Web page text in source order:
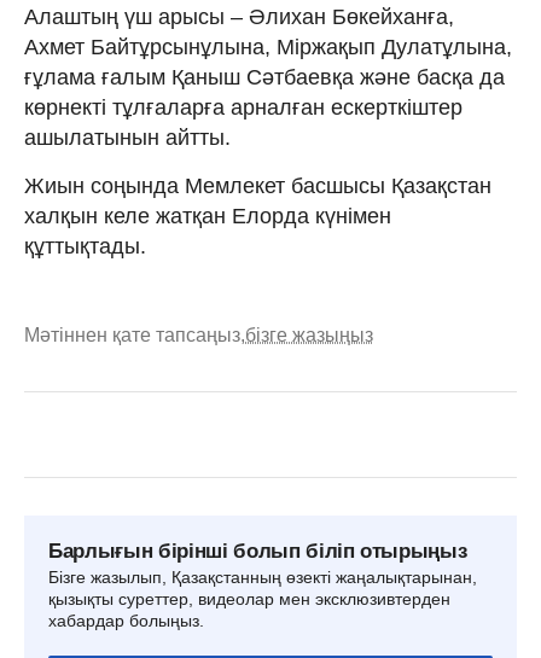
Алаштың үш арысы – Әлихан Бөкейханға,
Ахмет Байтұрсынұлына, Міржақып Дулатұлына,
ғұлама ғалым Қаныш Сәтбаевқа және басқа да
көрнекті тұлғаларға арналған ескерткіштер
ашылатынын айтты.
Жиын соңында Мемлекет басшысы Қазақстан
халқын келе жатқан Елорда күнімен
құттықтады.
Мәтіннен қате тапсаңыз,бізге жазыңыз
Барлығын бірінші болып біліп отырыңыз
Бізге жазылып, Қазақстанның өзекті жаңалықтарынан,
қызықты суреттер, видеолар мен эксклюзивтерден
хабардар болыңыз.